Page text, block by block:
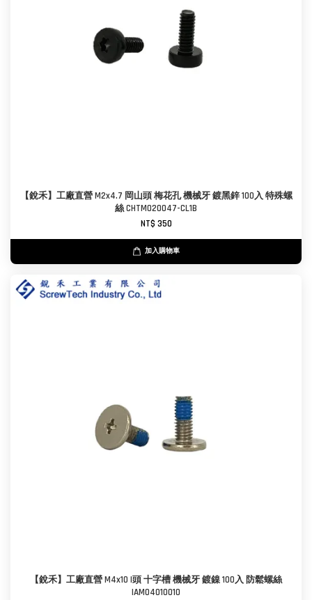
【銳禾】工廠直營 M2x4.7 岡山頭 梅花孔 機械牙 鍍黑鋅 100入 特殊螺
絲 CHTM020047-CL1B
NT$ 350
加入購物車
【銳禾】工廠直營 M4x10 I頭 十字槽 機械牙 鍍鎳 100入 防鬆螺絲
IAM0401001O